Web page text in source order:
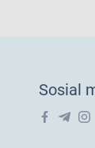
sonuncu
görüşdə
Daha çox
Sosial